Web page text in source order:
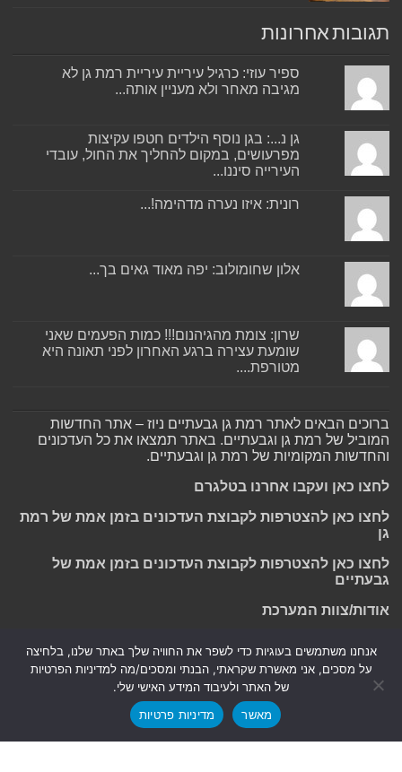
תגובות אחרונות
ספיר עוזי: כרגיל עיריית עיריית רמת גן לא
מגיבה מאחר ולא מעניין אותה...
גן נ...: בגן נוסף הילדים חטפו עקיצות
מפרעושים, במקום להחליך את החול, עובדי
העירייה סיננו...
רונית: איזו נערה מדהימה!...
אלון שחומולוב: יפה מאוד גאים בך...
שרון: צומת מהגיהנום!!! כמות הפעמים שאני
שומעת עצירה ברגע האחרון לפני תאונה היא
מטורפת....
ברוכים הבאים לאתר רמת גן גבעתיים ניוז – אתר החדשות
המוביל של רמת גן וגבעתיים. באתר תמצאו את כל העדכונים
והחדשות המקומיות של רמת גן וגבעתיים.
לחצו כאן ועקבו אחרנו בטלגרם
לחצו כאן להצטרפות לקבוצת העדכונים בזמן אמת של רמת
גן
לחצו כאן להצטרפות לקבוצת העדכונים בזמן אמת של
גבעתיים
אודות/צוות המערכת
Powered byNintay
© כל הזכויות שמורות 2026, רמת גן גבעתיים ניוז.
חדשות בת ים-חולון|חדשות רמת גן-גבעתיים|חדשות בקעת אונו|
אנחנו משתמשים בעוגיות כדי לשפר את החוויה שלך באתר שלנו, בלחיצה
על מסכים, אני מאשרת שקראתי, הבנתי ומסכים/מה למדיניות הפרטיות
של האתר ולעיבוד המידע האישי שלי.
מאשר
מדיניות פרטיות